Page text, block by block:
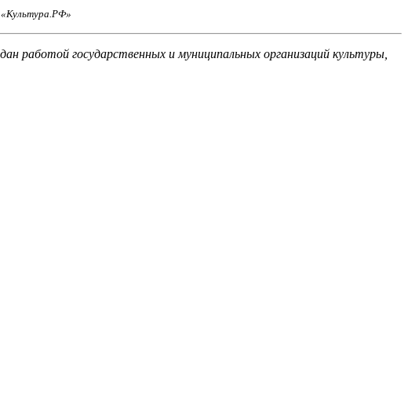
работой государственных и муниципальных организаций культуры,